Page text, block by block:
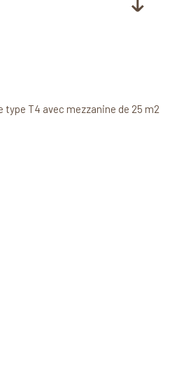
T4 avec mezzanine de 25 m2